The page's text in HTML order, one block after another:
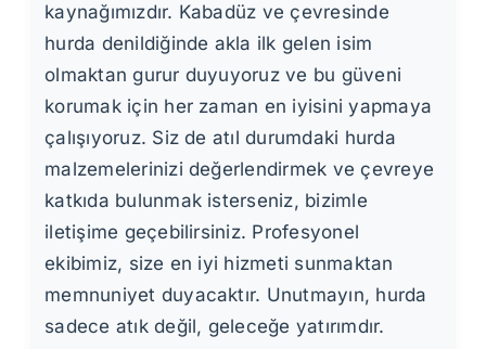
kaynağımızdır. Kabadüz ve çevresinde
hurda denildiğinde akla ilk gelen isim
olmaktan gurur duyuyoruz ve bu güveni
korumak için her zaman en iyisini yapmaya
çalışıyoruz. Siz de atıl durumdaki hurda
malzemelerinizi değerlendirmek ve çevreye
katkıda bulunmak isterseniz, bizimle
iletişime geçebilirsiniz. Profesyonel
ekibimiz, size en iyi hizmeti sunmaktan
memnuniyet duyacaktır. Unutmayın, hurda
sadece atık değil, geleceğe yatırımdır.